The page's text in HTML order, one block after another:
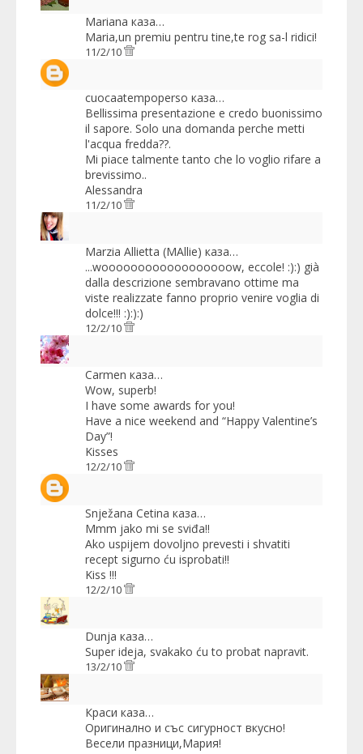
Mariana каза…
Maria,un premiu pentru tine,te rog sa-l ridici!
11/2/10
cuocaatempoperso каза…
Bellissima presentazione e credo buonissimo
il sapore. Solo una domanda perche metti
l'acqua fredda??.
Mi piace talmente tanto che lo voglio rifare a
brevissimo..
Alessandra
11/2/10
Marzia Allietta (MAllie) каза…
...woooooooooooooooooow, eccole! :):) già
dalla descrizione sembravano ottime ma
viste realizzate fanno proprio venire voglia di
dolce!!! :):):)
12/2/10
Carmen каза…
Wow, superb!
I have some awards for you!
Have a nice weekend and “Happy Valentine’s
Day”!
Kisses
12/2/10
Snježana Cetina каза…
Mmm jako mi se sviđa!!
Ako uspijem dovoljno prevesti i shvatiti
recept sigurno ću isprobati!!
Kiss !!!
12/2/10
Dunja каза…
Super ideja, svakako ću to probat napravit.
13/2/10
Краси каза…
Оригинално и със сигурност вкусно!
Весели празници,Мария!